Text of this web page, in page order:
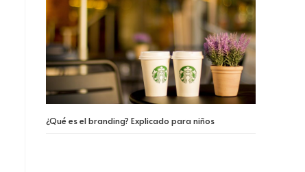
¿Qué es el branding? Explicado para niños